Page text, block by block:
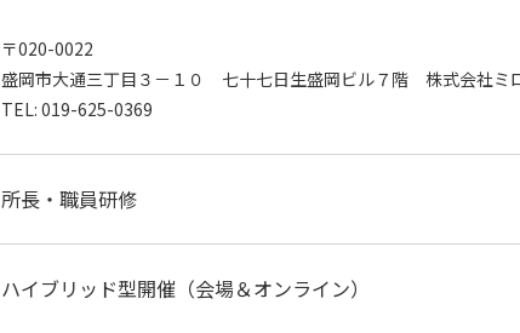
〒020-0022
盛岡市大通三丁目３－１０ 七十七日生盛岡ビル７階 株式会社ミ
TEL: 019-625-0369
所長・職員研修
ハイブリッド型開催（会場＆オンライン）